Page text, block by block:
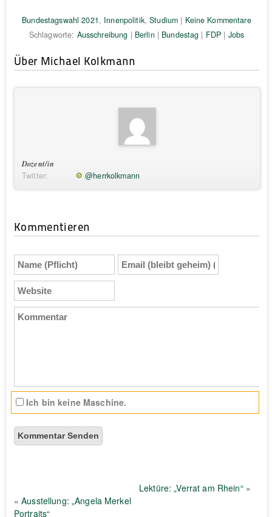
Bundestagswahl 2021, Innenpolitik,Studium | Keine Kommentare
Schlagworte: Ausschreibung | Berlin| Bundestag | FDP | Jobs
Über Michael Kolkmann
Dozent/in
Twitter:
@herrkolkmann
Kommentieren
Name
(Pflicht)
Email
(bleibt
Website
Kommentar
Ich bin keine Maschine.
Lektüre: „Verrat am Rhein“»
«Ausstellung: „Angela Merkel
Portraits“